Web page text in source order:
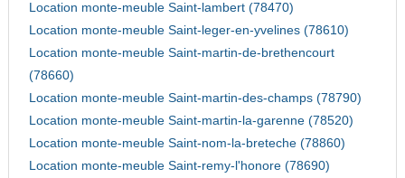
Location monte-meuble Saint-lambert (78470)
Location monte-meuble Saint-leger-en-yvelines (78610)
Location monte-meuble Saint-martin-de-brethencourt
(78660)
Location monte-meuble Saint-martin-des-champs (78790)
Location monte-meuble Saint-martin-la-garenne (78520)
Location monte-meuble Saint-nom-la-breteche (78860)
Location monte-meuble Saint-remy-l'honore (78690)